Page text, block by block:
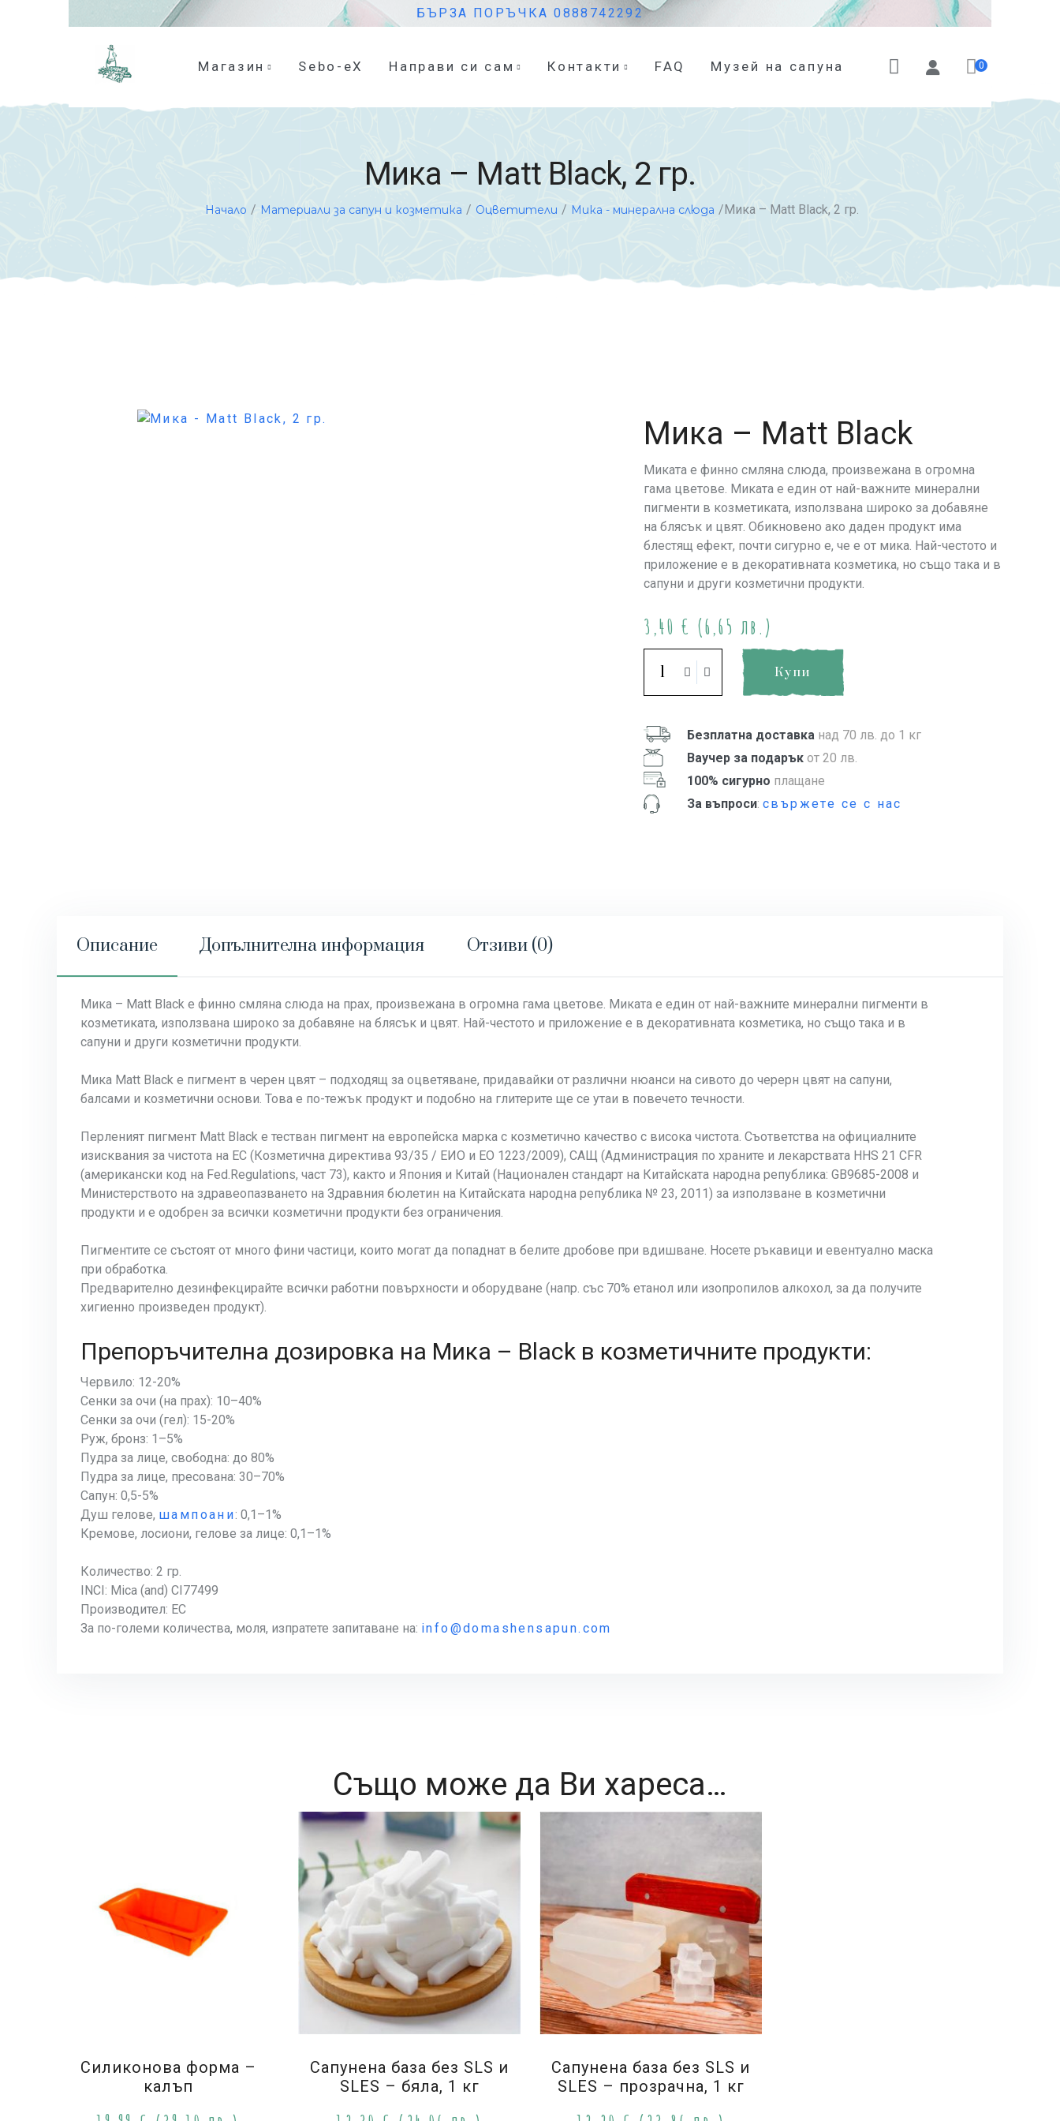
БЪРЗА ПОРЪЧКА 0888742292
Магазин Sebo-eX Направи си сам Контакти FAQ Музей на сапуна 0
Мика – Matt Black, 2 гр.
Начало / Материали за сапун и козметика / Оцветители / Мика - минерална слюда /Мика – Matt Black, 2 гр.
Мика – Matt Black
Миката е финно смляна слюда, произвежана в огромна
гама цветове. Миката е един от най-важните минерални
пигменти в козметиката, използвана широко за добавяне
на блясък и цвят. Обикновено ако даден продукт има
блестящ ефект, почти сигурно е, че е от мика. Най-честото и
приложение е в декоративната козметика, но също така и в
сапуни и други козметични продукти.
3,40 € (6,65 лв.)
Купи
Безплатна доставка над 70 лв. до 1 кг
Ваучер за подарък от 20 лв.
100% сигурно плащане
За въпроси: свържете се с нас
Описание Допълнителна информация Отзиви (0)
Мика – Matt Black е финно смляна слюда на прах, произвежана в огромна гама цветове. Миката е един от най-важните минерални пигменти в
козметиката, използвана широко за добавяне на блясък и цвят. Най-честото и приложение е в декоративната козметика, но също така и в
сапуни и други козметични продукти.
Мика Matt Black е пигмент в черен цвят – подходящ за оцветяване, придавайки от различни нюанси на сивото до черерн цвят на сапуни,
балсами и козметични основи. Това е по-тежък продукт и подобно на глитерите ще се утаи в повечето течности.
Перленият пигмент Matt Black е тестван пигмент на европейска марка с козметично качество с висока чистота. Съответства на официалните
изисквания за чистота на ЕС (Козметична директива 93/35 / ЕИО и ЕО 1223/2009), САЩ (Администрация по храните и лекарствата HHS 21 CFR
(американски код на Fed.Regulations, част 73), както и Япония и Китай (Национален стандарт на Китайската народна република: GB9685-2008 и
Министерството на здравеопазването на Здравния бюлетин на Китайската народна република № 23, 2011) за използване в козметични
продукти и е одобрен за всички козметични продукти без ограничения.
Пигментите се състоят от много фини частици, които могат да попаднат в белите дробове при вдишване. Носете ръкавици и евентуално маска
при обработка.
Предварително дезинфекцирайте всички работни повърхности и оборудване (напр. със 70% етанол или изопропилов алкохол, за да получите
хигиенно произведен продукт).
Препоръчителна дозировка на Мика – Black в козметичните продукти:
Червило: 12-20%
Сенки за очи (на прах): 10–40%
Сенки за очи (гел): 15-20%
Руж, бронз: 1–5%
Пудра за лице, свободна: до 80%
Пудра за лице, пресована: 30–70%
Сапун: 0,5-5%
Душ гелове, шампоани: 0,1–1%
Кремове, лосиони, гелове за лице: 0,1–1%
Количество: 2 гр.
INCI: Mica (and) CI77499
Производител: EC
За по-големи количества, моля, изпратете запитаване на: info@domashensapun.com
Също може да Ви хареса…
Силиконова форма –
калъп
Сапунена база без SLS и
SLES – бяла, 1 кг
Сапунена база без SLS и
SLES – прозрачна, 1 кг